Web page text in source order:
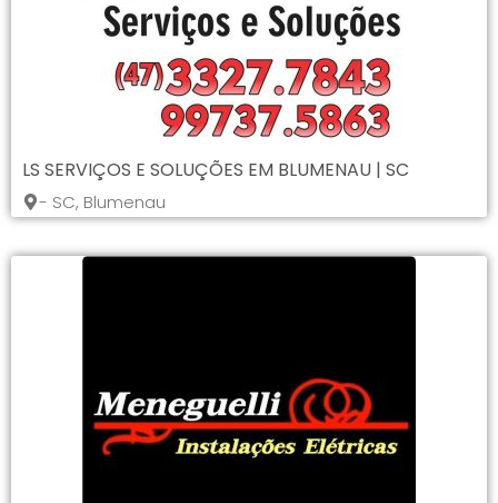
LS SERVIÇOS E SOLUÇÕES EM BLUMENAU | SC
- SC, Blumenau